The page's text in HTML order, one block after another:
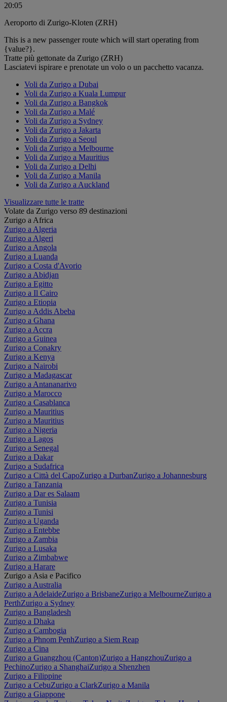
20:05
Aeroporto di Zurigo-Kloten (ZRH)
This is a new passenger route which will start operating from
{value?}.
Tratte più gettonate da Zurigo (ZRH)
Lasciatevi ispirare e prenotate un volo o un pacchetto vacanza.
Voli da Zurigo a Dubai
Voli da Zurigo a Kuala Lumpur
Voli da Zurigo a Bangkok
Voli da Zurigo a Malé
Voli da Zurigo a Sydney
Voli da Zurigo a Jakarta
Voli da Zurigo a Seoul
Voli da Zurigo a Melbourne
Voli da Zurigo a Mauritius
Voli da Zurigo a Delhi
Voli da Zurigo a Manila
Voli da Zurigo a Auckland
Visualizzare tutte le tratte
Volate da Zurigo verso 89 destinazioni
Zurigo a Africa
Zurigo a Algeria
Zurigo a Algeri
Zurigo a Angola
Zurigo a Luanda
Zurigo a Costa d'Avorio
Zurigo a Abidjan
Zurigo a Egitto
Zurigo a Il Cairo
Zurigo a Etiopia
Zurigo a Addis Abeba
Zurigo a Ghana
Zurigo a Accra
Zurigo a Guinea
Zurigo a Conakry
Zurigo a Kenya
Zurigo a Nairobi
Zurigo a Madagascar
Zurigo a Antananarivo
Zurigo a Marocco
Zurigo a Casablanca
Zurigo a Mauritius
Zurigo a Mauritius
Zurigo a Nigeria
Zurigo a Lagos
Zurigo a Senegal
Zurigo a Dakar
Zurigo a Sudafrica
Zurigo a Città del CapoZurigo a DurbanZurigo a Johannesburg
Zurigo a Tanzania
Zurigo a Dar es Salaam
Zurigo a Tunisia
Zurigo a Tunisi
Zurigo a Uganda
Zurigo a Entebbe
Zurigo a Zambia
Zurigo a Lusaka
Zurigo a Zimbabwe
Zurigo a Harare
Zurigo a Asia e Pacifico
Zurigo a Australia
Zurigo a AdelaideZurigo a BrisbaneZurigo a MelbourneZurigo a
PerthZurigo a Sydney
Zurigo a Bangladesh
Zurigo a Dhaka
Zurigo a Cambogia
Zurigo a Phnom PenhZurigo a Siem Reap
Zurigo a Cina
Zurigo a Guangzhou (Canton)Zurigo a HangzhouZurigo a
PechinoZurigo a ShanghaiZurigo a Shenzhen
Zurigo a Filippine
Zurigo a CebuZurigo a ClarkZurigo a Manila
Zurigo a Giappone